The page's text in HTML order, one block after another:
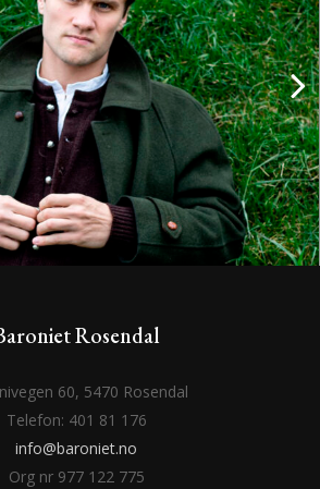
Rosendal
60, 5470 Rosendal
Telefon: 401 81 176
info@baroniet.no
Org nr 977 122 775